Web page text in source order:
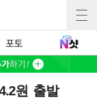
포토
원 출발